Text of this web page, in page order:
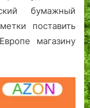
бумажный
поставить
магазину